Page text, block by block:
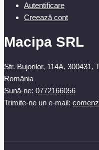
Autentificare
Creează cont
Macipa SRL
Str. Bujorilor, 114A, 300431,
România
Sună-ne: 0772166056
Trimite-ne un e-mail: